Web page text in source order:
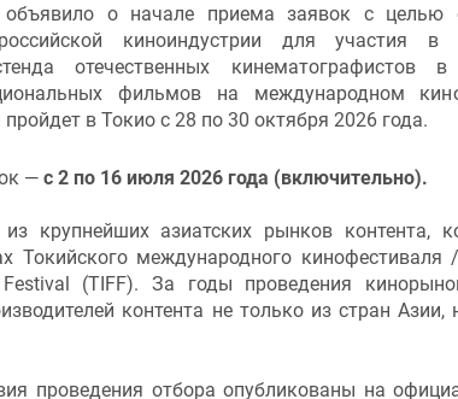
о начале приема заявок с целью
российской киноиндустрии для участия в
отечественных кинематографистов
фильмов на международном
в Токио с 28 по 30 октября 2026 года.
— с 2 по 16 июля 2026 года (включительно).
крупнейших азиатских рынков контента,
Токийского международного кинофестиваля
(TIFF). За годы проведения
контента не только из стран Азии,
проведения отбора опубликованы на